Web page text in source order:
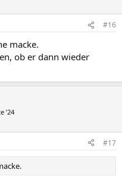
#16
macke.
ob er dann wieder
’24
#17